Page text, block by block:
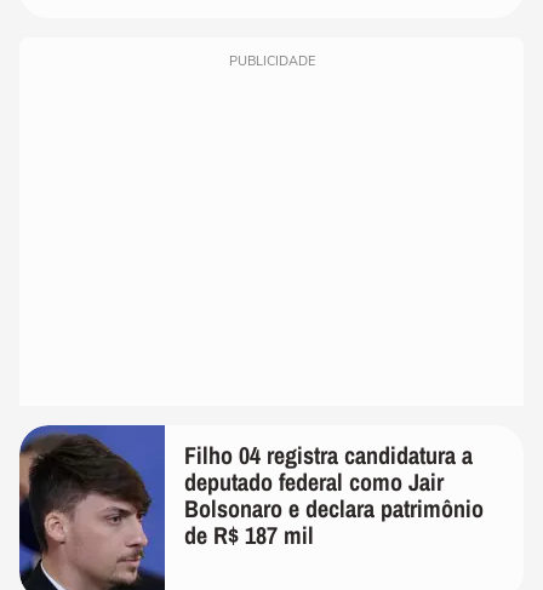
PUBLICIDADE
Filho 04 registra candidatura a
deputado federal como Jair
Bolsonaro e declara patrimônio
de R$ 187 mil